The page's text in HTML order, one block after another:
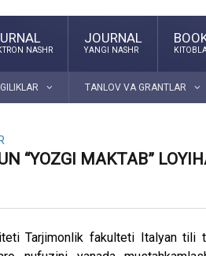
NASHR
JOURNAL
YANGI NASHR
TANLOV VA GRANTLAR
“YOZGI MAKTAB”
Tarjimonlik fakulteti Italyan tili